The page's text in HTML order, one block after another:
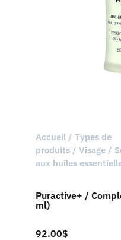
Accueil / Types de
produits / Visage /
aux huiles
Puractive+ /
ml)
92.00$